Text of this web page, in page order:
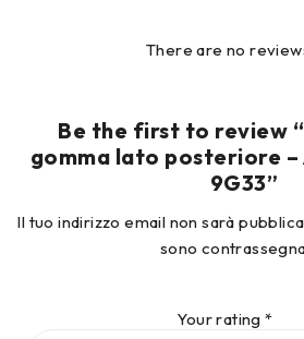
There are no
Be the first to review
gomma lato posteriore
9G33”
Il tuo indirizzo email non sarà
sono
Your rating*